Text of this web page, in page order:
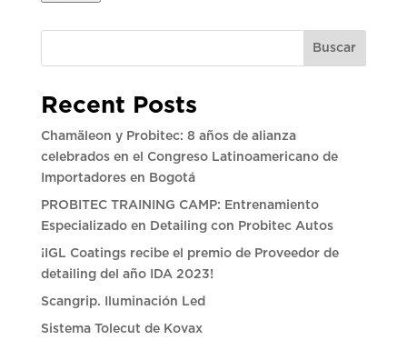
Buscar
Recent Posts
Chamäleon y Probitec: 8 años de alianza
celebrados en el Congreso Latinoamericano de
Importadores en Bogotá
PROBITEC TRAINING CAMP: Entrenamiento
Especializado en Detailing con Probitec Autos
¡IGL Coatings recibe el premio de Proveedor de
detailing del año IDA 2023!
Scangrip. Iluminación Led
Sistema Tolecut de Kovax